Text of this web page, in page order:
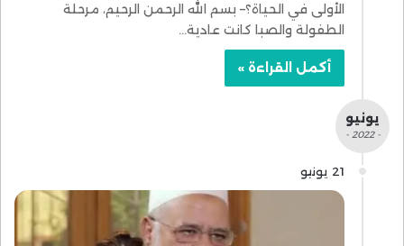
الأولى في الحياة؟– بسم الله الرحمن الرحيم، مرحلة
الطفولة والصبا كانت عادية…
أكمل القراءة »
يونيو
- 2022 -
21 يونيو